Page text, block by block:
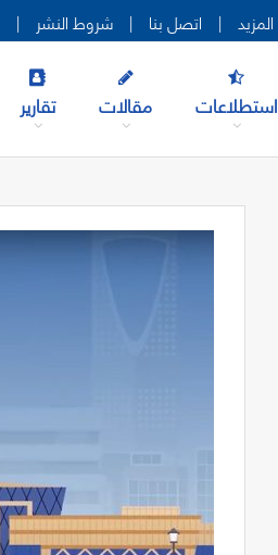
| شروط النشر | اتصل بنا |
تقارير مقالات استطلاعات